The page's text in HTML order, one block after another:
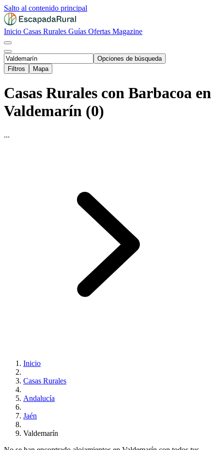
Salto al contenido principal
Inicio Casas Rurales Guías Ofertas Magazine
Opciones de búsqueda
Filtros
Mapa
Casas Rurales con Barbacoa en
Valdemarín (0)
...
Inicio
Casas Rurales
Andalucía
Jaén
Valdemarín